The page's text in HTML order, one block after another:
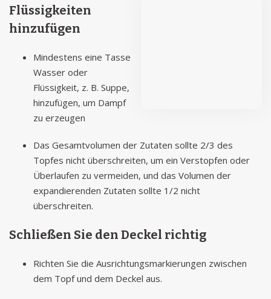
Flüssigkeiten
hinzufügen
Mindestens eine Tasse
Wasser oder
Flüssigkeit, z. B. Suppe,
hinzufügen, um Dampf
zu erzeugen
Das Gesamtvolumen der Zutaten sollte 2/3 des
Topfes nicht überschreiten, um ein Verstopfen oder
Überlaufen zu vermeiden, und das Volumen der
expandierenden Zutaten sollte 1/2 nicht
überschreiten.
Schließen Sie den Deckel richtig
Richten Sie die Ausrichtungsmarkierungen zwischen
dem Topf und dem Deckel aus.